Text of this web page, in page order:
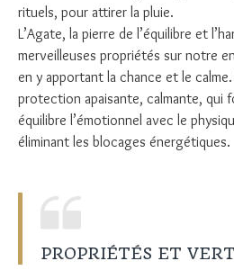
rituels, pour attirer la pluie.
L’Agate, la pierre de l’équilibre et
merveilleuses propriétés sur notre
en y apportant la chance et le
protection apaisante, calmante, qui
équilibre l’émotionnel avec le
éliminant les blocages énergétiques.
PROPRIÉTÉS ET